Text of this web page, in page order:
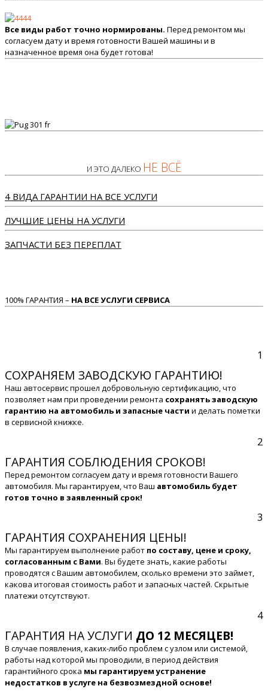
Все виды работ точно нормированы. Перед ремонтом мы
согласуем дату и время готовности Вашей машины и в
назначенное время она будет готова!
И ЭТО ДАЛЕКО НЕ ВСЁ
4 ВИДА ГАРАНТИИ НА ВСЕ УСЛУГИ
ЛУЧШИЕ ЦЕНЫ НА УСЛУГИ
ЗАПЧАСТИ БЕЗ ПЕРЕПЛАТ
100% ГАРАНТИЯ – НА ВСЕ УСЛУГИ СЕРВИСА
1
СОХРАНЯЕМ ЗАВОДСКУЮ ГАРАНТИЮ!
Наш автосервис прошел добровольную сертификацию, что
позволяет нам при проведении ремонта сохранять заводскую
гарантию на автомобиль и запасные части и делать пометки
в сервисной книжке.
2
ГАРАНТИЯ СОБЛЮДЕНИЯ СРОКОВ!
Перед ремонтом согласуем дату и время готовности Вашего
автомобиля. Мы гарантируем, что Ваш автомобиль будет
готов точно в заявленный срок!
3
ГАРАНТИЯ СОХРАНЕНИЯ ЦЕНЫ!
Мы гарантируем выполнение работ по составу, цене и сроку,
согласованным с Вами. Вы будете знать, какие работы
проводятся с Вашим автомобилем, сколько времени это займет,
какова итоговая стоимость работ и запасных частей. Скрытые
платежи отсутствуют.
4
ГАРАНТИЯ НА УСЛУГИ ДО 12 МЕСЯЦЕВ!
В случае появления, каких-либо проблем с узлом или системой,
работы над которой мы проводили, в период действия
гарантийного срока мы гарантируем устранение
недостатков в услуге на безвозмездной основе!